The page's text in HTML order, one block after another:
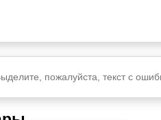
пожалуйста, текст с